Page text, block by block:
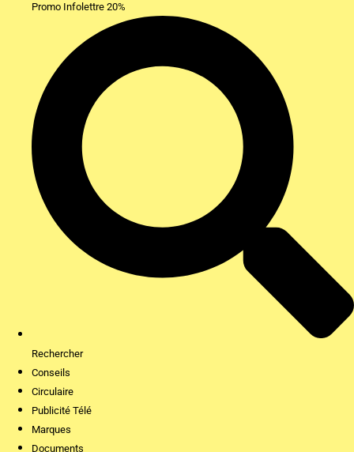
Promo Infolettre 20%
Rechercher
Conseils
Circulaire
Publicité Télé
Marques
Documents